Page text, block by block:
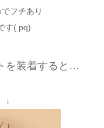
フチあり
す( pq)
を装着すると…